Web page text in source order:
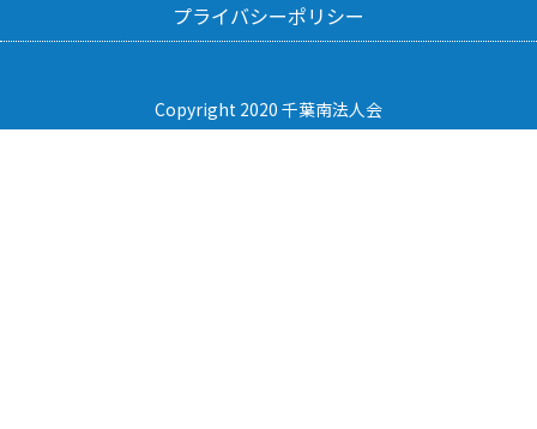
プライバシーポリシー
Copyright 2020 千葉南法人会